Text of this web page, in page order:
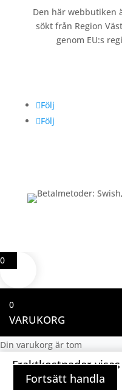
Den här webbutiken
sökt från Region
genom EU:s
Följ
Följ
0
0
VARUKORG
Din varukorg är tom
Fraktkostnader
Fortsätt handla